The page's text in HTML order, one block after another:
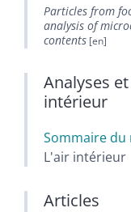
Particles from
analysis of
contents
Analyses
intérieur
Sommaire du
L'air intérieur
Articles